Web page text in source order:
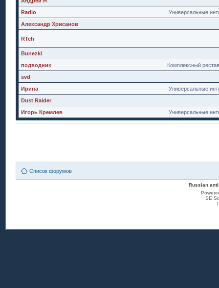
Универсальные
Radio
Александр Хрисанов
RTeh
Bunezki
Комплексный
подводник
svd
Универсальные
Ирина
Dust Raider
Универсальные
Игорь Кремлев
Список форумов
Russian
SE